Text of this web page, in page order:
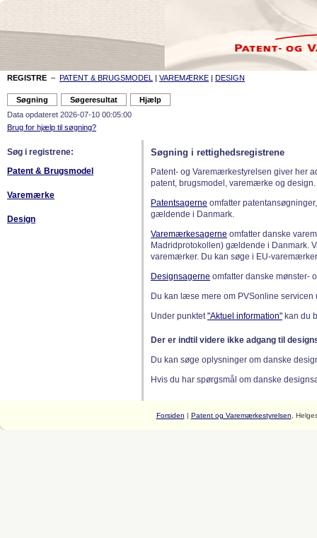
REGISTRE – PATENT & BRUGSMODEL | VAREMÆRKE | DESIGN
Data opdateret 2026-07-10 00:05:00
Brug for hjælp til søgning?
Søg i registrene:
Patent & Brugsmodel
Varemærke
Design
Søgning i rettighedsregistrene
Patent- og Varemærkestyrelsen giver her
patent, brugsmodel, varemærke og design.
Patentsagerne omfatter
gældende i Danmark.
Varemærkesagerne omfatter danske
Madridprotokollen) gældende i Danmark.
varemærker. Du kan søge i EU-
Designsagerne omfatter danske mønster-
Du kan læse mere om PVSonline
Under punktet"Aktuel information" kan du
Der er indtil videre ikke adgang til
Du kan søge oplysninger om danske
Hvis du har spørgsmål om danske
Forsiden | Patent og Varemærkestyrelsen ,